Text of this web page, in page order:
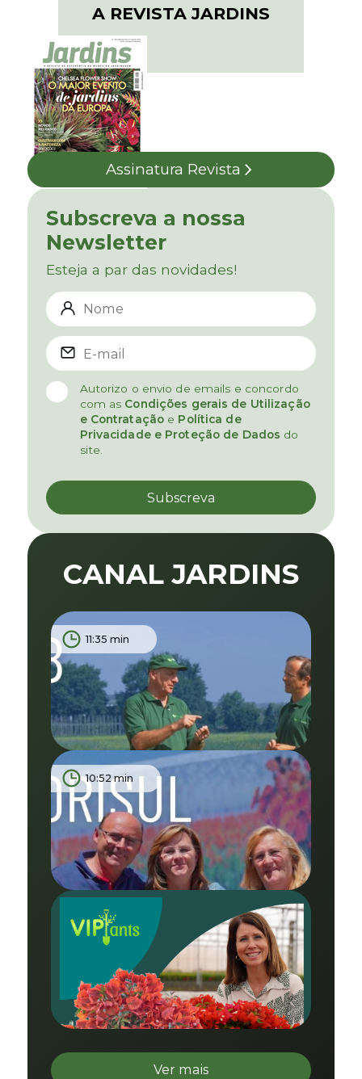
A REVISTA JARDINS
Assinatura Revista
Subscreva a nossa
Newsletter
Esteja a par das novidades!
Autorizo o envio de emails e concordo
com as Condições gerais de Utilização
e Contratação e Política de
Privacidade e Proteção de Dados do
site.
CANAL JARDINS
11:35 min
10:52 min
Ver mais